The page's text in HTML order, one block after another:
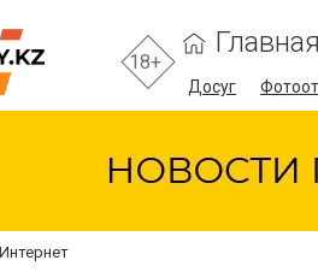
18+
Главная
Досуг
Интернет